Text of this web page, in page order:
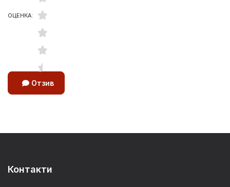
ОЦЕНКА:
Отзив
Контакти